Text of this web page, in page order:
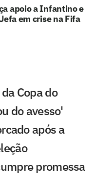
apoio a Infantino e
em crise na Fifa
Copa do
do avesso'
após a
promessa